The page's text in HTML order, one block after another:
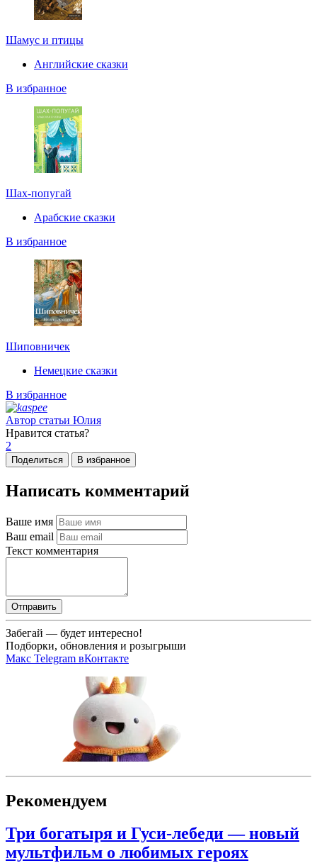
Шамус и птицы
Английские сказки
В избранное
Шах-попугай
Арабские сказки
В избранное
Шиповничек
Немецкие сказки
В избранное
Автор статьи Юлия
Нравится статья?
2
Поделиться В избранное
Написать комментарий
Ваше имя
Ваш email
Текст комментария
Отправить
Забегай — будет интересно!
Подборки, обновления и розыгрыши
Макс Telegram вКонтакте
Рекомендуем
Три богатыря и Гуси-лебеди — новый
мультфильм о любимых героях